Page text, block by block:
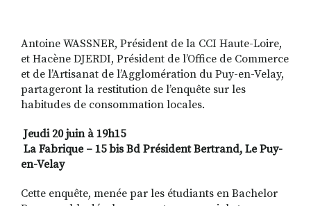
Antoine WASSNER, Président de la CCI Haute-Loire,
et Hacène DJERDI, Président de l’Office de Commerce
et de l’Artisanat de l’Agglomération du Puy-en-Velay,
partageront la restitution de l’enquête sur les
habitudes de consommation locales.
Jeudi 20 juin à 19h15
La Fabrique – 15 bis Bd Président Bertrand, Le Puy-
en-Velay
Cette enquête, menée par les étudiants en Bachelor